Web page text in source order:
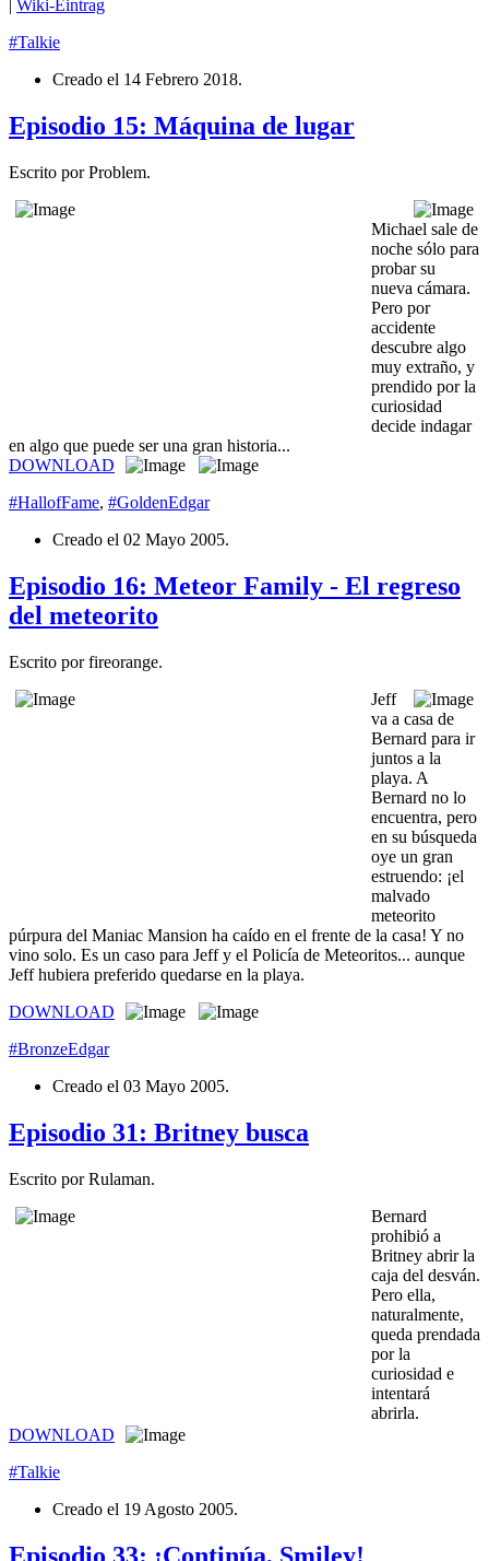
| Wiki-Eintrag
#Talkie
Creado el 14 Febrero 2018.
Episodio 15: Máquina de lugar
Escrito por Problem.
Michael sale de
noche sólo para
probar su
nueva cámara.
Pero por
accidente
descubre algo
muy extraño, y
prendido por la
curiosidad
decide indagar
en algo que puede ser una gran historia...
DOWNLOAD
#HallofFame, #GoldenEdgar
Creado el 02 Mayo 2005.
Episodio 16: Meteor Family - El regreso
del meteorito
Escrito por fireorange.
Jeff
va a casa de
Bernard para ir
juntos a la
playa. A
Bernard no lo
encuentra, pero
en su búsqueda
oye un gran
estruendo: ¡el
malvado
meteorito
púrpura del Maniac Mansion ha caído en el frente de la casa! Y no
vino solo. Es un caso para Jeff y el Policía de Meteoritos... aunque
Jeff hubiera preferido quedarse en la playa.
DOWNLOAD
#BronzeEdgar
Creado el 03 Mayo 2005.
Episodio 31: Britney busca
Escrito por Rulaman.
Bernard
prohibió a
Britney abrir la
caja del desván.
Pero ella,
naturalmente,
queda prendada
por la
curiosidad e
intentará
abrirla.
DOWNLOAD
#Talkie
Creado el 19 Agosto 2005.
Episodio 33: ¡Continúa, Smiley!